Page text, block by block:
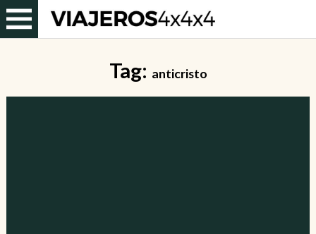
Tag: anticristo